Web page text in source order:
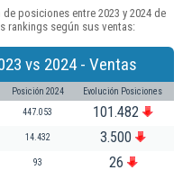
posiciones entre 2023 y 2024 de
rankings según sus ventas:
vs 2024 - Ventas
Posición 2024 Evolución Posiciones
447.053 101.482
14.432 3.500
93 26